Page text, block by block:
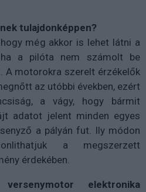
tulajdonképpen?
még akkor is lehet látni a
ha a pilóta nem számolt be
A motorokra szerelt érzékelők
az utóbbi években, ezért
a vágy, hogy bármit
adatot jelent minden egyes
a pályán fut. Ily módon
a megszerzett
érdekében.
elektronika